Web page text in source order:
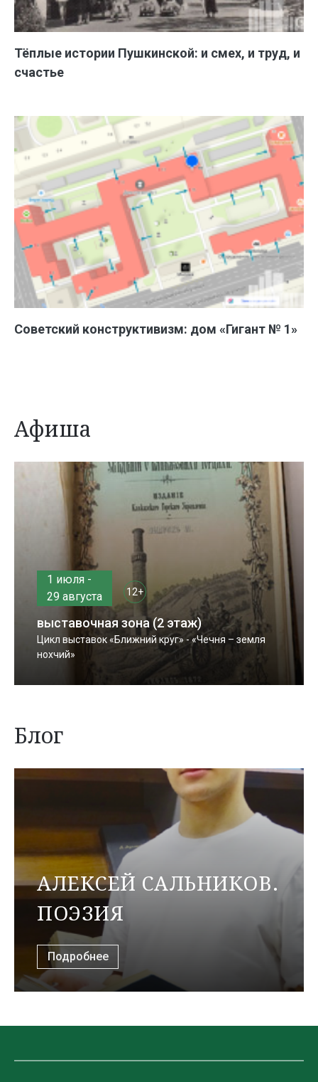
Тёплые истории Пушкинской: и смех, и труд, и
счастье
Советский конструктивизм: дом «Гигант № 1»
Афиша
1 июля -
29 августа
12+
выставочная зона (2 этаж)
Цикл выставок «Ближний круг» - «Чечня – земля
нохчий»
Блог
АЛЕКСЕЙ САЛЬНИКОВ.
ПОЭЗИЯ
Подробнее